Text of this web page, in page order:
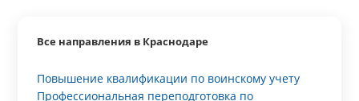
Все направления в Краснодаре
Повышение квалификации по воинскому учету
Профессиональная переподготовка по